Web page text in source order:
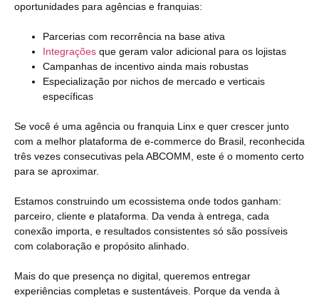
oportunidades para agências e franquias:
Parcerias com recorrência na base ativa
Integrações que geram valor adicional para os lojistas
Campanhas de incentivo ainda mais robustas
Especialização por nichos de mercado e verticais
específicas
Se você é uma agência ou franquia Linx e quer crescer junto
com a melhor plataforma de e-commerce do Brasil, reconhecida
três vezes consecutivas pela ABCOMM, este é o momento certo
para se aproximar.
Estamos construindo um ecossistema onde todos ganham:
parceiro, cliente e plataforma. Da venda à entrega, cada
conexão importa, e resultados consistentes só são possíveis
com colaboração e propósito alinhado.
Mais do que presença no digital, queremos entregar
experiências completas e sustentáveis. Porque da venda à